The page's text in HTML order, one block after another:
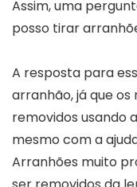
Assim, uma
posso tirar
A resposta para
arranhão, já que
removidos usando
mesmo com a
Arranhões muito